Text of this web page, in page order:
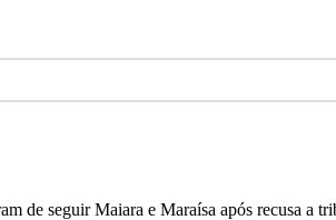
de seguir Maiara e Maraísa após recusa a